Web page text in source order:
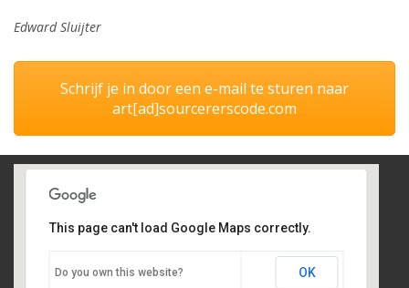
Edward Sluijter
Schrijf je in door een e-mail te sturen naar
art[ad]sourcererscode.com
This page can't load Google Maps correctly.
Do you own this website? OK